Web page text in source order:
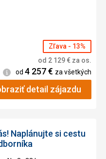
Zľava - 13%
od 2 129€ za os.
Informácie
od 4 257€ za všetkých
detail zájazdu
Naplánujte si cestu